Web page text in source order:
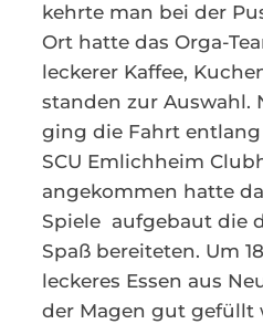
kehrte man bei der
Ort hatte das Orga-
leckerer Kaffee,
standen zur Auswahl.
ging die Fahrt
SCU Emlichheim
angekommen hatte
Spiele aufgebaut die
Spaß bereiteten. Um
leckeres Essen aus
der Magen gut gefüllt